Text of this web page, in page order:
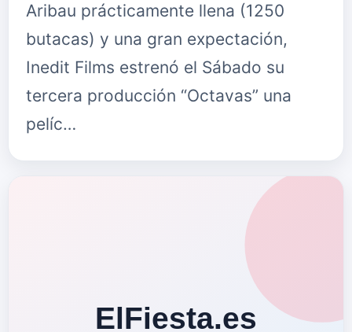
Aribau prácticamente llena (1250
butacas) y una gran expectación,
Inedit Films estrenó el Sábado su
tercera producción “Octavas” una
pelíc…